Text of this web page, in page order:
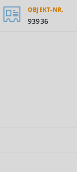
OBJEKT-NR.
93936